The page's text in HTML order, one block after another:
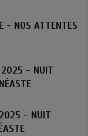
- NOS ATTENTES
2025 - NUIT
2025 - NUIT